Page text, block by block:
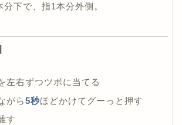
下で、指1本分外側。
左右ずつツボに当てる
がら5秒ほどかけてグーっと押す
す